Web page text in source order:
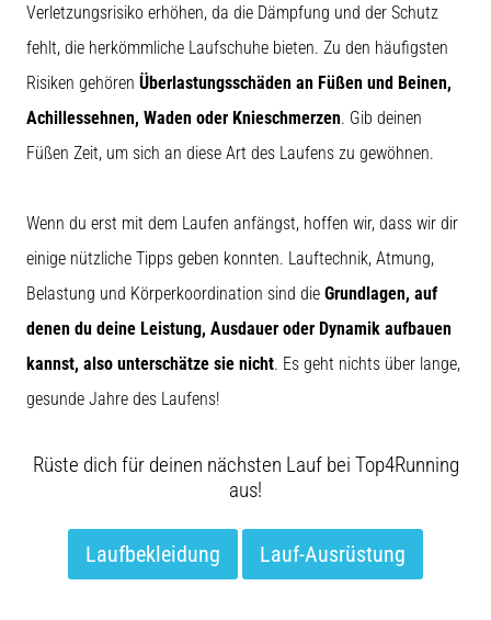
Verletzungsrisiko erhöhen, da die Dämpfung und der Schutz
fehlt, die herkömmliche Laufschuhe bieten. Zu den häufigsten
Risiken gehören Überlastungsschäden an Füßen und Beinen,
Achillessehnen, Waden oder Knieschmerzen. Gib deinen
Füßen Zeit, um sich an diese Art des Laufens zu gewöhnen.
Wenn du erst mit dem Laufen anfängst, hoffen wir, dass wir dir
einige nützliche Tipps geben konnten. Lauftechnik, Atmung,
Belastung und Körperkoordination sind die Grundlagen, auf
denen du deine Leistung, Ausdauer oder Dynamik aufbauen
kannst, also unterschätze sie nicht. Es geht nichts über lange,
gesunde Jahre des Laufens!
Rüste dich für deinen nächsten Lauf bei Top4Running
aus!
Laufbekleidung Lauf-Ausrüstung